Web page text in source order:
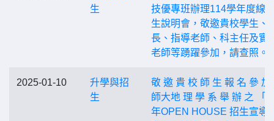
生
技優專班辦理114學年度線
生說明會，敬邀貴校學生、
長、指導老師、科主任及實
老師等踴躍參加，請查照。
2025-01-10
升學與招
生
敬 邀 貴 校 師 生 報 名 參 加
師大地 理 學 系 舉 辦 之 「
年OPEN HOUSE 招生宣導